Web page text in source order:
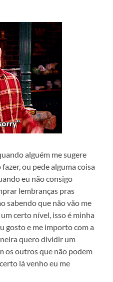
alguém me sugere
ou pede alguma coisa
eu não consigo
lembranças pras
sabendo que não vão me
certo nível, isso é minha
gosto e me importo com a
quero dividir um
os outros que não podem
lá venho eu me